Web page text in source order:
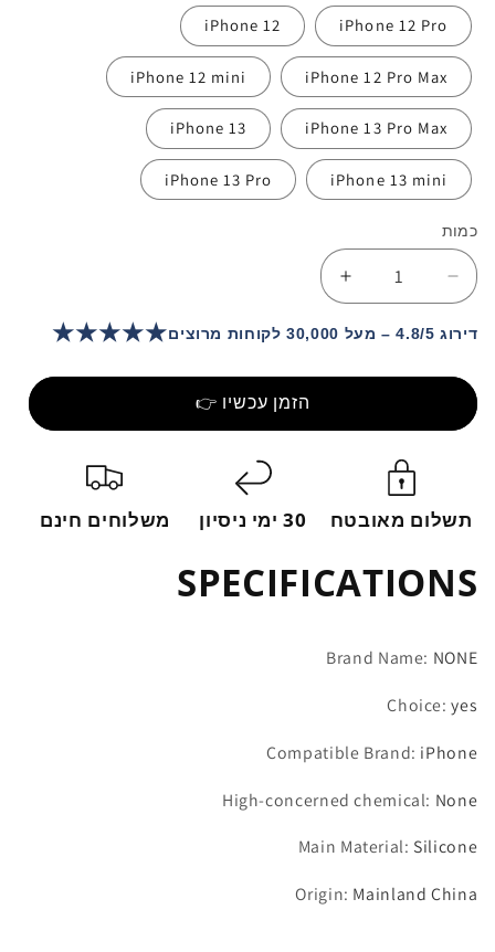
iPhone 12 Pro
iPhone 12
iPhone 12 Pro Max
iPhone 12 mini
iPhone 13 Pro Max
iPhone 13
iPhone 13 mini
iPhone 13 Pro
כמות
הפחתת
כמות
עבור
Photo
Frosted
Case
iPhone
16
16E
14
12
11
Pro
Air
SE
2022
הגדלת
כמות
עבור
Photo
Custom
Frosted
iPhone
16
16E
14
Pro
Air
SE
2022
דירוג 4.8/5 – מעל 30,000 לקוחות מרוצים ★★★★★
הזמן עכשיו 👉
תשלום מאובטח 30 ימי ניסיון משלוחים חינם
SPECIFICATIONS
Brand Name: NONE
Choice:yes
Compatible Brand: iPhone
High-concerned chemical: None
Main Material: Silicone
Origin: Mainland China